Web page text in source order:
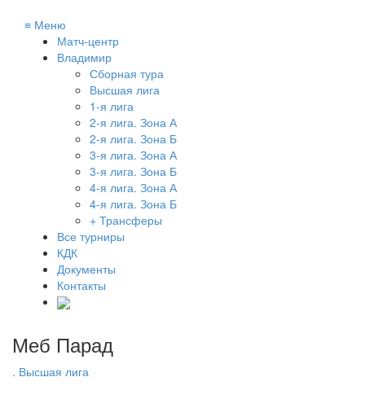
≡ Меню
Матч-центр
Владимир
Сборная тура
Высшая лига
1-я лига
2-я лига. Зона А
2-я лига. Зона Б
3-я лига. Зона А
3-я лига. Зона Б
4-я лига. Зона А
4-я лига. Зона Б
+ Трансферы
Все турниры
КДК
Документы
Контакты
Меб Парад
. Высшая лига